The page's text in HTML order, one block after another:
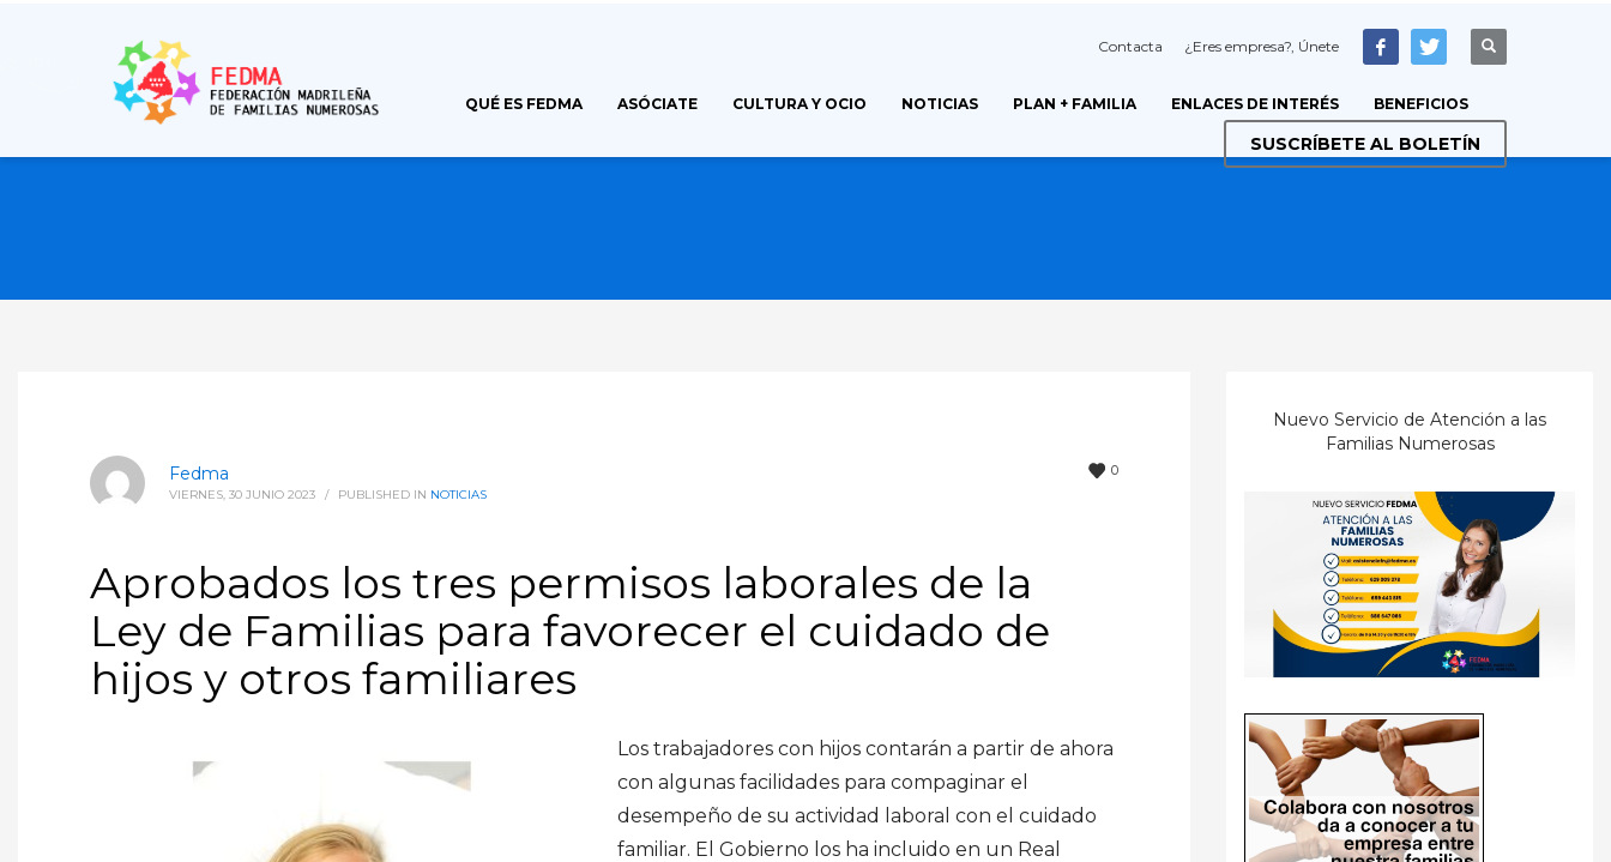
Contacta ¿Eres empresa?, Únete
QUÉ ES FEDMA ASÓCIATE CULTURA Y OCIO NOTICIAS PLAN + FAMILIA ENLACES DE INTERÉS BENEFICIOS
SUSCRÍBETE AL BOLETÍN
0
Fedma
VIERNES, 30 JUNIO 2023 / PUBLISHED IN NOTICIAS
Aprobados los tres permisos laborales de la
Ley de Familias para favorecer el cuidado de
hijos y otros familiares
Los trabajadores con hijos contarán a partir de ahora
con algunas facilidades para compaginar el
desempeño de su actividad laboral con el cuidado
familiar. El Gobierno los ha incluido en un Real
Nuevo Servicio de Atención a las
Familias Numerosas